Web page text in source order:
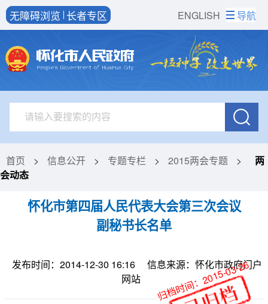
ENGLISH
无障碍浏览 长者专区 导航
首页 > 信息公开 > 专题专栏 > 2015两会专题 >
两
会动态
怀化市第四届人民代表大会第三次会议
副秘书长名单
发布时间：2014-12-30 16:16
信息来源：怀化市政府门户
网站
归档时间：2015-03-26